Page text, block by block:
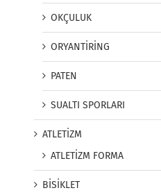
OKÇULUK
ORYANTİRİNG
PATEN
SUALTI SPORLARI
ATLETİZM
ATLETİZM FORMA
BİSİKLET